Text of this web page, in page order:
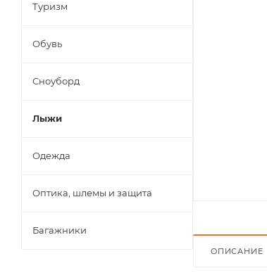
ОПИСАНИЕ
Туризм
Обувь
Сноуборд
Лыжи
Одежда
Оптика, шлемы и защита
Багажники